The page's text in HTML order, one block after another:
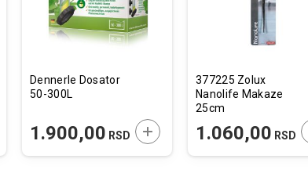
U KORPU
Dennerle Dosator
50-300L
1.900,00 RSD DODAJTE U KORPU
377225 Zolux
Nanolife Makaze
25cm
1.060,00 RSD